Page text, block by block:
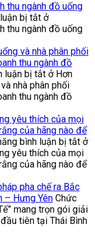
thu ngành đồ uống
bị tắt ở
thu ngành đồ uống
và nhà phân phối
thu ngành đồ
luận bị tắt ở Hơn
nhà phân phối
thu ngành đồ
yêu thích của mọi
của hãng nào để
bình luận bị tắt ở
yêu thích của mọi
của hãng nào để
pha chế ra Bắc
– Hưng Yên Chức
mang trọn gói giải
tiên tại Thái Bình